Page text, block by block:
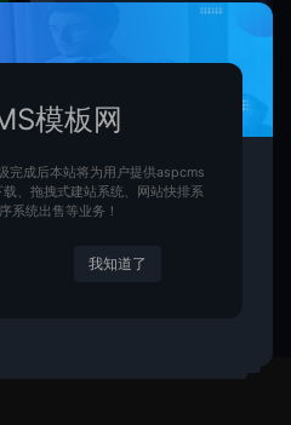
Pbootcms响应式餐具生活用品英
文网站模板
模板网
完成后本站将为用户提供aspcms
、拖拽式建站系统、网站快排系
系统出售等业务！
我知道了